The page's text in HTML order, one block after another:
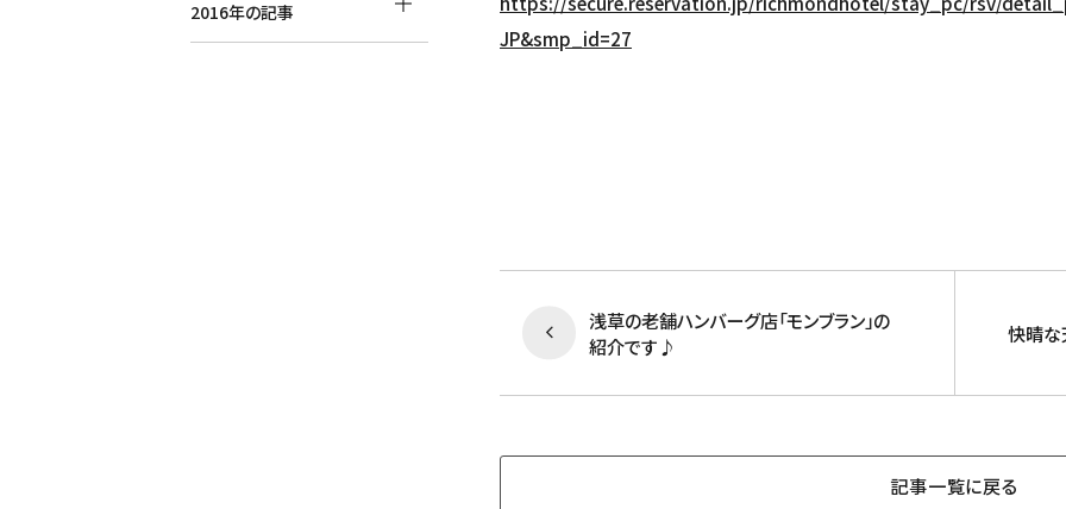
JP&smp_id=27
浅草の老舗ハンバーグ店「モンブラン」の
紹介です♪
快晴な
記事一覧に戻る
2016年の記事